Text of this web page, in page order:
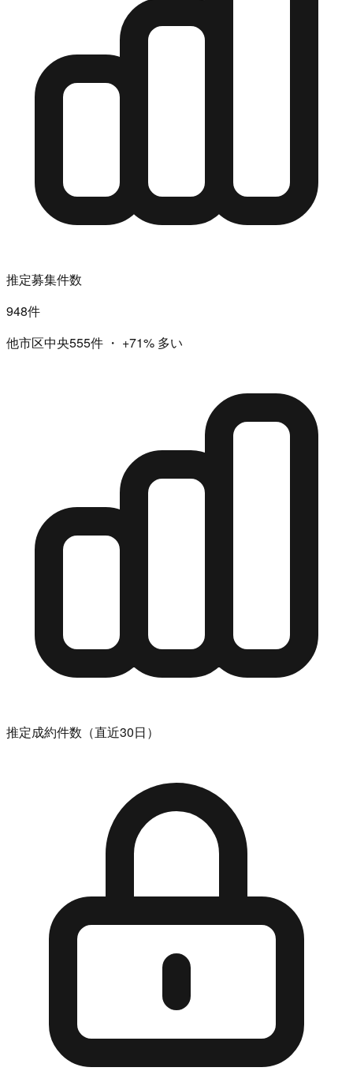
推定募集件数
948件
他市区中央555件 ・ +71% 多い
推定成約件数（直近30日）